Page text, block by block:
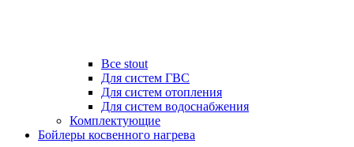
Все stout
Для систем ГВС
Для систем отопления
Для систем водоснабжения
Комплектующие
Бойлеры косвенного нагрева